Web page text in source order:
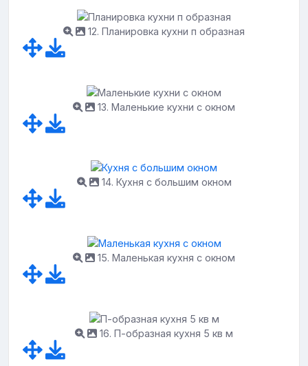
12. Планировка кухни п образная
13. Маленькие кухни с окном
14. Кухня с большим окном
15. Маленькая кухня с окном
16. П-образная кухня 5 кв м